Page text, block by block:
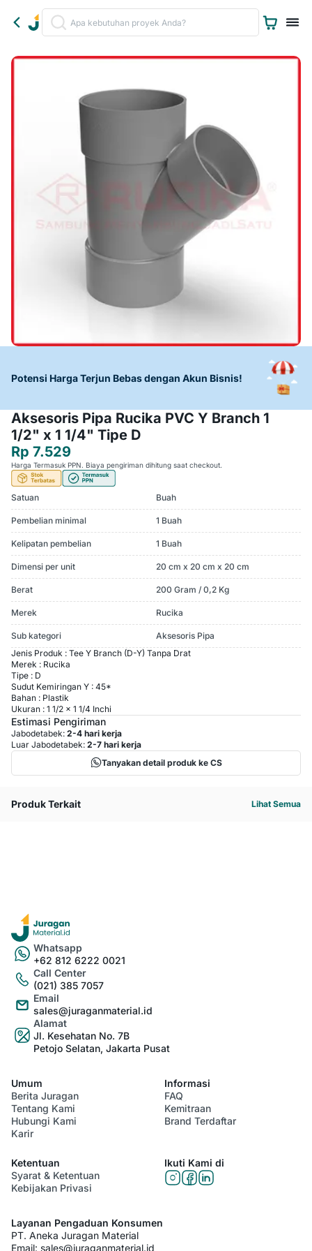
Potensi Harga Terjun Bebas dengan Akun Bisnis!
Aksesoris Pipa Rucika PVC Y Branch 1
1/2" x 1 1/4" Tipe D
Rp 7.529
Harga Termasuk PPN. Biaya pengiriman dihitung saat checkout.
Satuan Buah
Pembelian minimal 1 Buah
Kelipatan pembelian 1 Buah
Dimensi per unit 20 cm x 20 cm x 20 cm
Berat 200 Gram / 0,2 Kg
Merek Rucika
Sub kategori
Aksesoris Pipa
Jenis Produk : Tee Y Branch (D-Y) Tanpa Drat
Merek : Rucika
Tipe : D
Sudut Kemiringan Y : 45*
Bahan : Plastik
Ukuran : 1 1/2 x 1 1/4 Inchi
Estimasi Pengiriman
Jabodetabek: 2-4 hari kerja
Luar Jabodetabek: 2-7 hari kerja
Tanyakan detail produk ke CS
Produk Terkait Lihat Semua
Whatsapp
+62 812 6222 0021
Call Center
(021) 385 7057
Email
sales@juraganmaterial.id
Alamat
Jl. Kesehatan No. 7B
Petojo Selatan, Jakarta Pusat
Umum
Berita Juragan
Tentang Kami
Hubungi Kami
Karir
Informasi
FAQ
Kemitraan
Brand Terdaftar
Ketentuan
Syarat & Ketentuan
Kebijakan Privasi
Ikuti Kami di
Layanan Pengaduan Konsumen
PT. Aneka Juragan Material
Email: sales@juraganmaterial.id